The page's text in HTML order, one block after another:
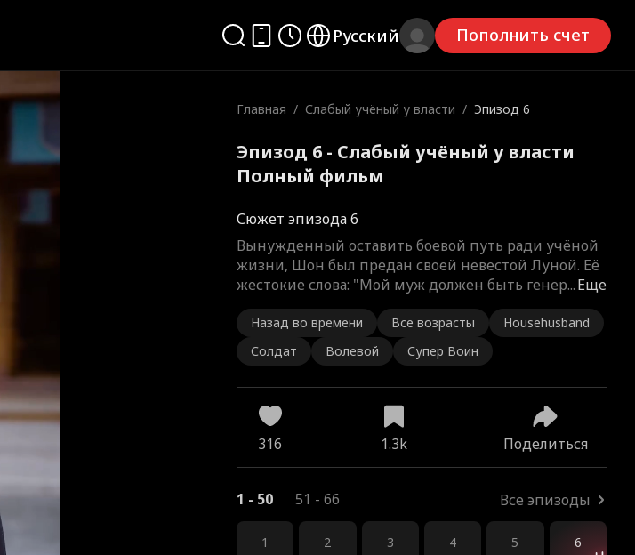
Русский Пополнить счет
Главная / Слабый учёный у власти / Эпизод 6
Эпизод 6 - Слабый учёный у власти
Полный фильм
Сюжет эпизода 6
Еще
Вынужденный оставить боевой путь ради учёной
жизни, Шон был предан своей невестой Луной. Её
жестокие слова: "Мой муж должен быть генер...
Назад во времени Все возрасты
Househusband
Солдат
Волевой Супер Воин
316 1.3k Поделиться
1 - 50 51 - 66 Все эпизоды
1 2 3 4 5 6